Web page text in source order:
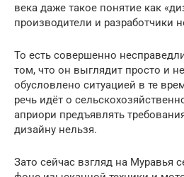
века даже такое понятие как
производители и разработчики
То есть совершенно
том, что он выглядит просто и
обусловлено ситуацией в те
речь идёт о
априори предъявлять
дизайну нельзя.
Зато сейчас взгляд на Муравья